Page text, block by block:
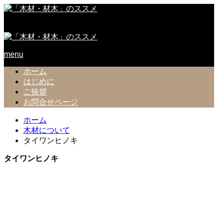
menu
ホーム
はじめに
ご挨拶
お問合せページ
ホーム
木材について
タイワンヒノキ
タイワンヒノキ